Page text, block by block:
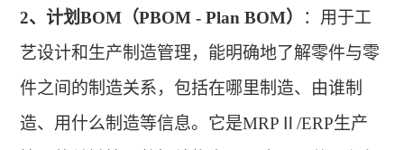
2、计划BOM（PBOM - Plan BOM）
：用于工
艺设计和生产制造管理，能明确地了解零件与零
件之间的制造关系，包括在哪里制造、由谁制
造、用什么制造等信息。它是MRP Ⅱ/ERP生产